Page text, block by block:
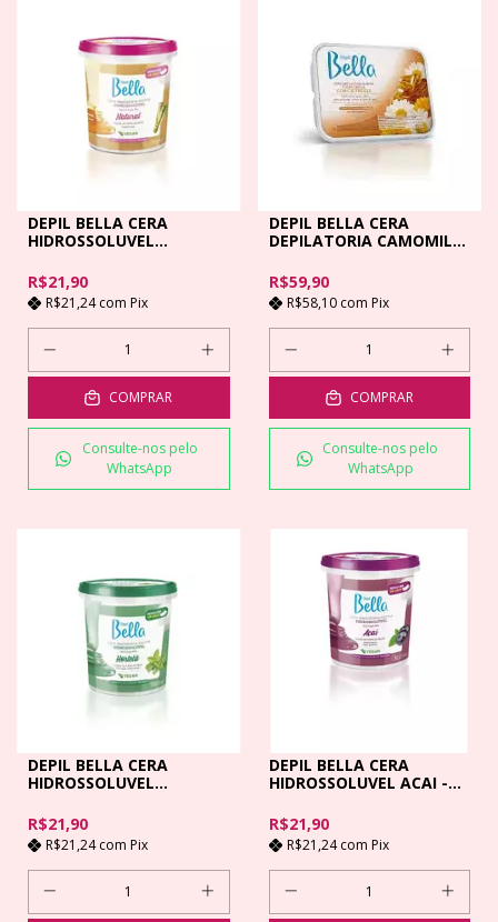
DEPIL BELLA CERA
HIDROSSOLUVEL
R$21,90
R$21,24com Pix
COMPRAR
Consulte-nos pelo
WhatsApp
DEPIL BELLA CERA
DEPILATORIA CAMOMILA
R$59,90
R$58,10 com Pix
COMPRAR
Consulte-nos pelo
WhatsApp
DEPIL BELLA CERA
HIDROSSOLUVEL
R$21,90
R$21,24com Pix
DEPIL BELLA CERA
HIDROSSOLUVEL ACAI -
R$21,90
R$21,24com Pix